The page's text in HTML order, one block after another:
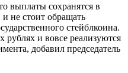
выплаты сохранятся в
не стоит обращать
стейблкоина.
и вовсе реализуются
добавил председатель